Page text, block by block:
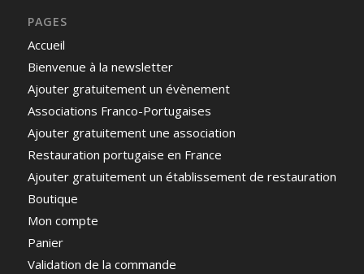
PAGES
Accueil
Bienvenue à la newsletter
Ajouter gratuitement un évènement
Associations Franco-Portugaises
Ajouter gratuitement une association
Restauration portugaise en France
Ajouter gratuitement un établissement de restauration
Boutique
Mon compte
Panier
Validation de la commande